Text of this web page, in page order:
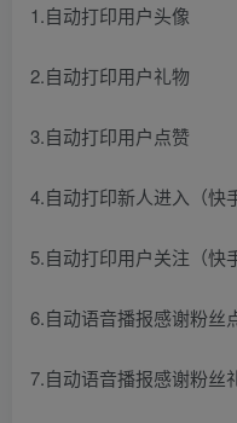
1.自动打印用户头像
2.自动打印用户礼物
3.自动打印用户点赞
4.自动打印新人进入（快
5.自动打印用户关注（快
6.自动语音播报感谢粉丝
7.自动语音播报感谢粉丝